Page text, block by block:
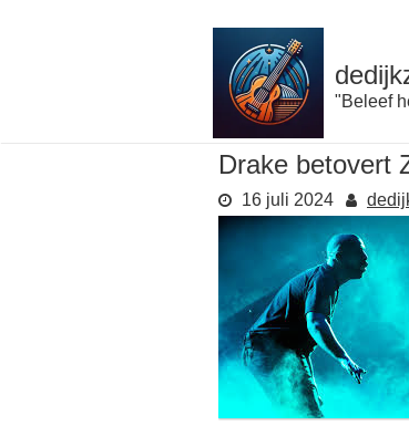
"Beleef
Drake betovert
16 juli 2024